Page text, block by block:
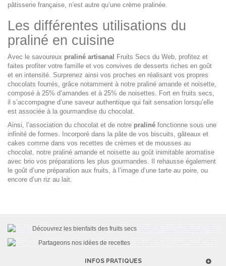
pâtisserie française, n’est autre qu’une crème pralinée.
Les différentes utilisations du
praliné en cuisine
Avec le savoureux praliné artisanal Fruits Secs du Web, profitez et
faites profiter votre famille et vos convives de desserts riches en goût
et en intensité. Surprenez ainsi vos proches en réalisant vos propres
chocolats fourrés, grâce notamment à notre praliné amande et noisette,
composé à 25% d’amandes et à 25% de noisettes. Fort en fruits secs,
il s’accompagne d’une saveur authentique qui fait sensation lorsqu’elle
est associée à la gourmandise du chocolat.
Ainsi, l’association du chocolat et de notre praliné fonctionne sous une
infinité de formes. Incorporé dans la pâte de vos biscuits, gâteaux et
cakes comme dans vos recettes de crèmes et de mousses au
chocolat, notre praliné amande et noisette au goût inimitable aromatise
avec brio vos préparations les plus gourmandes. Il rehausse également
le goût d’une préparation aux fruits, à l’image d’une tarte au poire, ou
encore d’un riz au lait.
INFOS PRATIQUES